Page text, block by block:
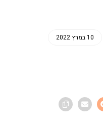
10 במרץ 2022